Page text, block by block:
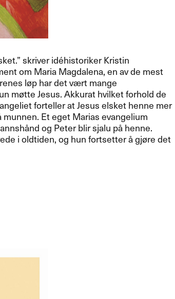
skriver id​é​historiker Kristin
om Maria Magdalena, en av de mest
l​ø​p har det v​æ​rt mange
m​ø​tte Jesus. Akkurat hvilket forhold de
forteller at Jesus elsket henne mer
Et eget Marias evangelium
og Peter blir sjalu p​å henne.
i oldtiden, og hun fortsetter ​å gj​ø​re det